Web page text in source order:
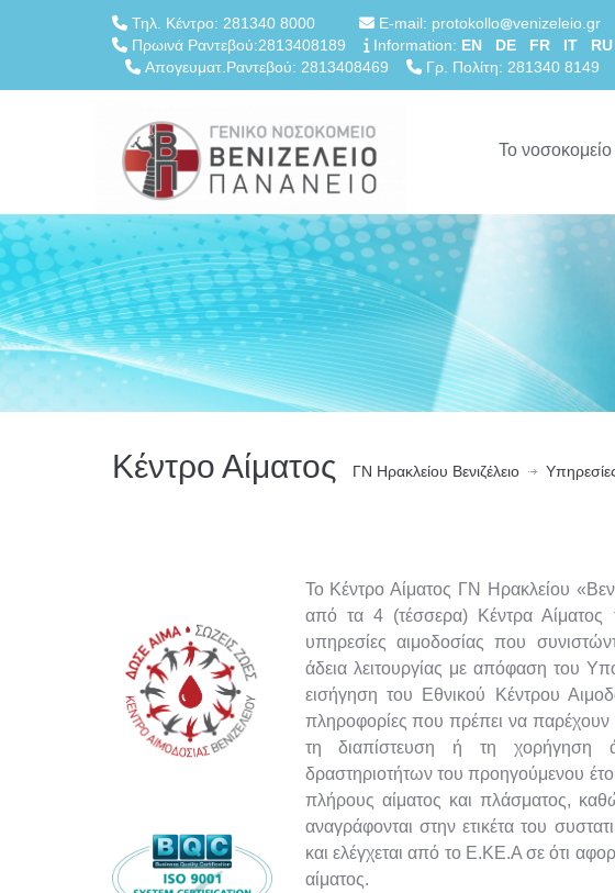
Τηλ. Κέντρο: 281340 8000 E-mail: protokollo
venizeleio.gr
Πρωινά Ραντεβού:2813408189
Information: EN DE FR IT
RU
Απογευματ.Ραντεβού: 2813408469
Γρ. Πολίτη: 281340 8149
Το νοσοκομείο
Κέντρο Αίματος ΓN Ηρακλείου Βενιζέλειο
Το Κέντρο Αίματος ΓΝ Ηρακλείου
από τα 4 (τέσσερα) Κέντρα Αίματος
υπηρεσίες αιμοδοσίας που
άδεια λειτουργίας με απόφαση του
εισήγηση του Εθνικού Κέντρου
πληροφορίες που πρέπει να παρέχουν
τη διαπίστευση ή τη χορήγηση
δραστηριοτήτων του προηγούμενου
πλήρους αίματος και πλάσματος,
αναγράφονται στην ετικέτα του
και ελέγχεται από το Ε.ΚΕ.Α σε ότι
αίματος.